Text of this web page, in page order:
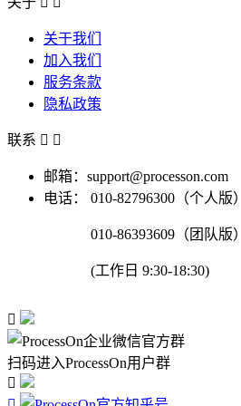
关于我们
加入我们
服务条款
隐私政策
联系  
邮箱：support@processon.com
电话：
010-82796300（个人版）
010-86393609（团队版）
(工作日 9:30-18:30)

扫码进入ProcessOn用户群
